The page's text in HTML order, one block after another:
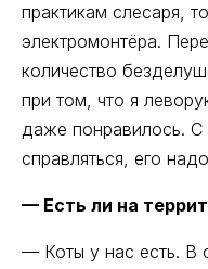
практикам слесаря,
электромонтёра.
количество
при том, что я
даже понравилось.
справляться, его
— Есть ли на
— Коты у нас есть. В